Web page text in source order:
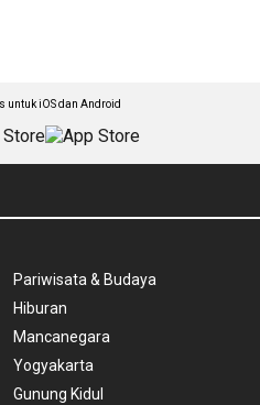
untuk iOS dan Android
Pariwisata & Budaya
Hiburan
Mancanegara
Yogyakarta
Gunung Kidul